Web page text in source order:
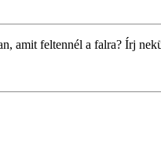
amit feltennél a falra? Írj